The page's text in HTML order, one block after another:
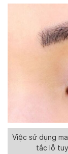
Việc sử dụng
tắc lỗ